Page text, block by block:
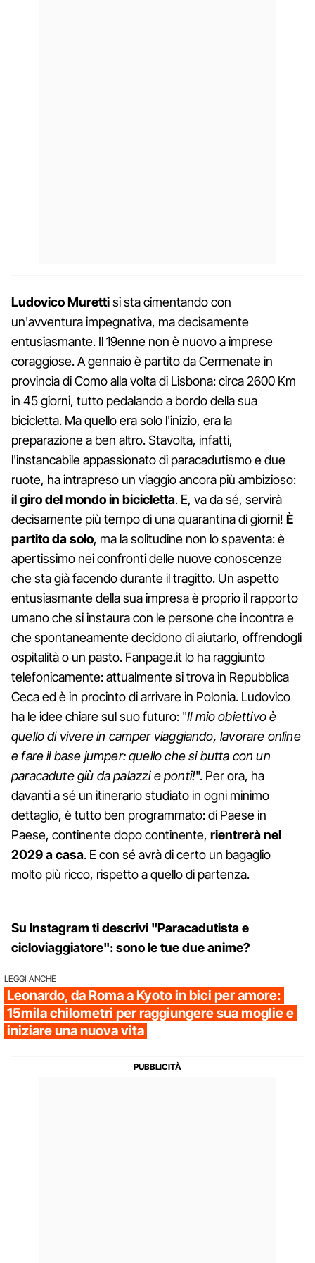
Ludovico Murettisi sta cimentando con
un'avventura impegnativa, ma decisamente
entusiasmante. Il 19enne non è nuovo a imprese
coraggiose. A gennaio è partito da Cermenate in
provincia di Como alla volta di Lisbona: circa 2600 Km
in 45 giorni, tutto pedalando a bordo della sua
bicicletta. Ma quello era solo l'inizio, era la
preparazione a ben altro. Stavolta, infatti,
l'instancabile appassionato di paracadutismo e due
ruote, ha intrapreso un viaggio ancora più ambizioso:
il giro del mondo in bicicletta. E, va da sé, servirà
decisamente più tempo di una quarantina di giorni! È
partito da solo, ma la solitudine non lo spaventa: è
apertissimo nei confronti delle nuove conoscenze
che sta già facendo durante il tragitto. Un aspetto
entusiasmante della sua impresa è proprio il rapporto
umano che si instaura con le persone che incontra e
che spontaneamente decidono di aiutarlo, offrendogli
ospitalità o un pasto. Fanpage.it lo ha raggiunto
telefonicamente: attualmente si trova in Repubblica
Ceca ed è in procinto di arrivare in Polonia. Ludovico
ha le idee chiare sul suo futuro: "Il mio obiettivo è
quello di vivere in camper viaggiando, lavorare online
e fare il base jumper: quello che si butta con un
paracadute giù da palazzi e ponti!". Per ora, ha
davanti a sé un itinerario studiato in ogni minimo
dettaglio, è tutto ben programmato: di Paese in
Paese, continente dopo continente, rientrerà nel
2029 a casa. E con sé avrà di certo un bagaglio
molto più ricco, rispetto a quello di partenza.
Su Instagram ti descrivi "Paracadutista e
cicloviaggiatore": sono le tue due anime?
LEGGI ANCHE
Leonardo, da Roma a Kyoto in bici per amore:
15mila chilometri per raggiungere sua moglie e
iniziare una nuova vita